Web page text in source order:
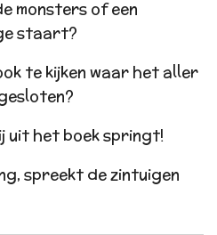
monsters of een
staart?
te kijken waar het aller
opgesloten?
uit het boek springt!
spreekt de zintuigen